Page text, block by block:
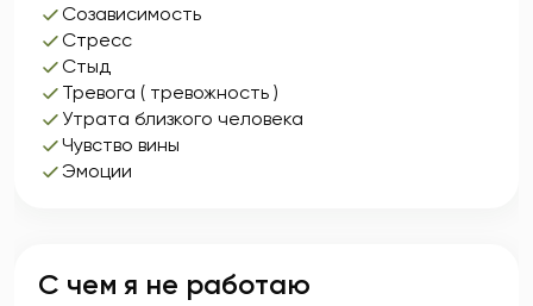
Созависимость
Стресс
Стыд
Тревога ( тревожность )
Утрата близкого человека
Чувство вины
Эмоции
С чем я не работаю